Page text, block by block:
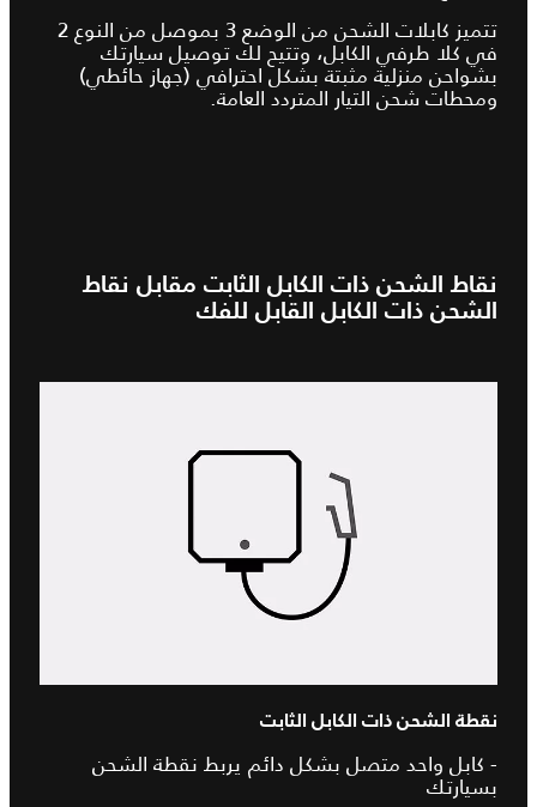
تتميز كابلات الشحن من الوضع 3 بموصل من النوع 2
في كلا طرفي الكابل، وتتيح لك توصيل سيارتك
بشواحن منزلية مثبتة بشكل احترافي (جهاز حائطي)
ومحطات شحن التيار المتردد العامة.
نقاط الشحن ذات الكابل الثابت مقابل نقاط
الشحن ذات الكابل القابل للفك
نقطة الشحن ذات الكابل الثابت
- كابل واحد متصل بشكل دائم يربط نقطة الشحن
بسيارتك